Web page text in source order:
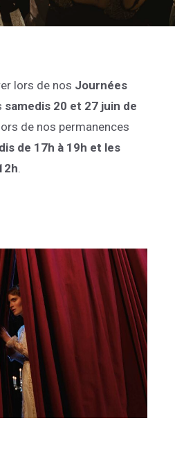
lors de nos Journées
samedis 20 et 27 juin de
de nos permanences
de 17h à 19h et les
.